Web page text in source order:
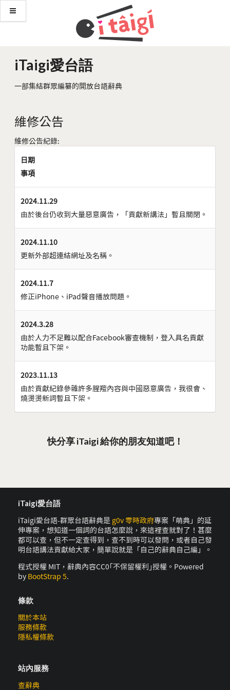
iTaigi愛台語
一部集結群眾編纂的開放台語辭典
維修公告
維修公告紀錄:
日期
事項
2024.11.29
由於後台仍收到大量惡意廣告，「貢獻新講法」暫且關閉。
2024.11.10
更新外部超連結網址及名稱。
2024.11.7
修正iPhone、iPad聲音播放問題。
2024.3.28
由於人力不足難以配合Facebook審查機制，登入具名貢獻
功能暫且下架。
2023.11.13
由於貢獻紀錄參雜許多腥羶內容與中國惡意廣告，我很會、
燒燙燙新詞暫且下架。
快分享 iTaigi 給你的朋友知道吧！
iTaigi愛台語
iTaigi愛台語-群眾台語辭典是 g0v 零時政府專案「萌典」的延
伸專案，想知道一個詞的台語怎麼說，來這裡查就對了！甚麼
都可以查，但不一定查得到，查不到時可以發問，或者自己發
明台語講法貢獻給大家，簡單說就是「自己的辭典自己編」。
程式授權 MIT，辭典內容CC0｢不保留權利｣授權。Powered
by BootStrap 5.
條款
關於本站
服務條款
隱私權條款
站內服務
查辭典